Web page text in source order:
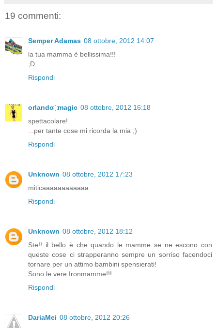
19 commenti:
Semper Adamas 08 ottobre, 2012 14:07
la tua mamma è bellissima!!!
;D
Rispondi
orlando ҉ magic 08 ottobre, 2012 16:18
spettacolare!
...per tante cose mi ricorda la mia ;)
Rispondi
Unknown 08 ottobre, 2012 17:23
miticaaaaaaaaaaaa
Rispondi
Unknown 08 ottobre, 2012 18:12
Ste!! il bello è che quando le mamme se ne escono con
queste cose ci strapperanno sempre un sorriso facendoci
tornare per un attimo bambini spensierati!
Sono le vere Ironmamme!!!
Rispondi
DariaMei 08 ottobre, 2012 20:26